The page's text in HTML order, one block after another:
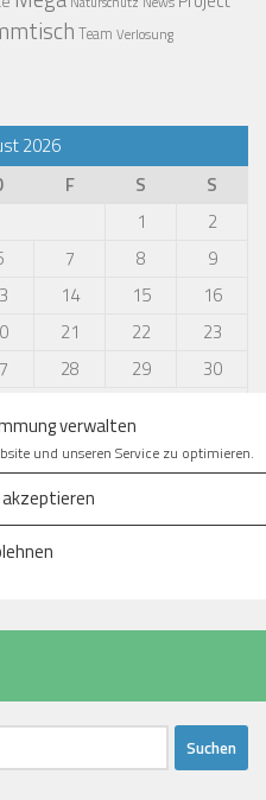
und unseren Service zu optimieren.
Team Verlosung
2026
F S
S
1
2
7 8
9
14 15
16
21 22
23
28 29
30